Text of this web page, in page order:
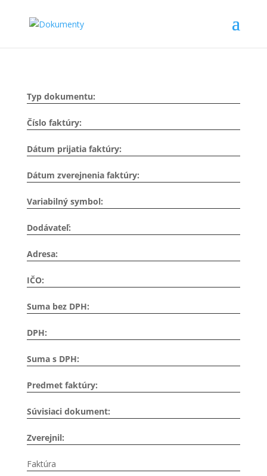
Typ dokumentu:
Číslo faktúry:
Dátum prijatia faktúry:
Dátum zverejnenia faktúry:
Variabilný symbol:
Dodávateľ:
Adresa:
IČO:
Suma bez DPH:
DPH:
Suma s DPH:
Predmet faktúry:
Súvisiaci dokument:
Zverejnil:
Faktúra